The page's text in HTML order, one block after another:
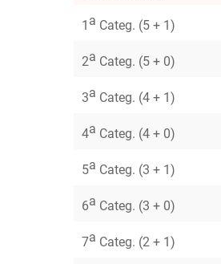
1 a Categ. (5 + 1)
2a Categ. (5 + 0)
3a Categ. (4 + 1)
4a Categ. (4 + 0)
5a Categ. (3 + 1)
6a Categ. (3 + 0)
7a Categ. (2 + 1)